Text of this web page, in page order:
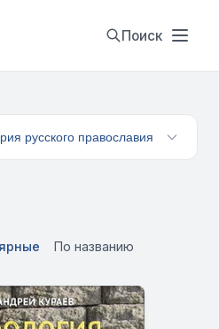
Поиск
русского православия
По названию